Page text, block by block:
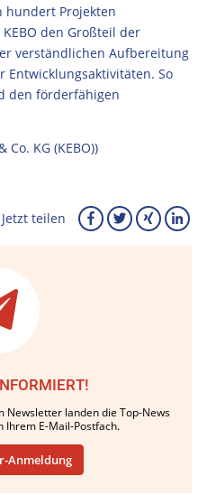
hundert Projekten
den Großteil der
verständlichen Aufbereitung
So
den förderfähigen
Co. KG (KEBO))
Jetzt teilen
Newsletter landen die Top-News
Ihrem E-Mail-Postfach.
Anmeldung